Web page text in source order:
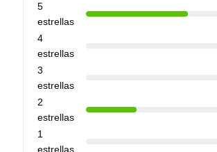
5
estrellas
4
estrellas
3
estrellas
2
estrellas
1
estrellas